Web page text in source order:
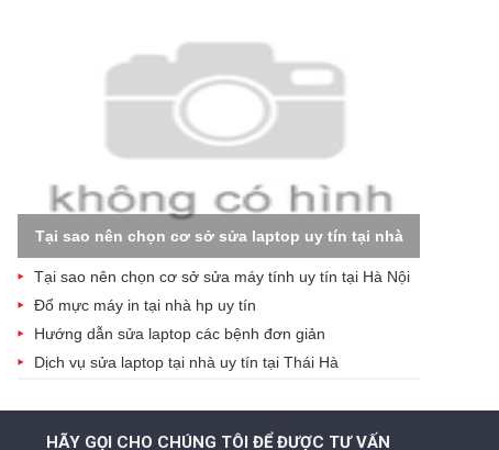
Tại sao nên chọn cơ sở sửa laptop uy tín tại nhà
Tại sao nên chọn cơ sở sửa máy tính uy tín tại Hà Nội
Đổ mực máy in tại nhà hp uy tín
Hướng dẫn sửa laptop các bệnh đơn giản
Dịch vụ sửa laptop tại nhà uy tín tại Thái Hà
HÃY GỌI CHO CHÚNG TÔI ĐỂ ĐƯỢC TƯ VẤN